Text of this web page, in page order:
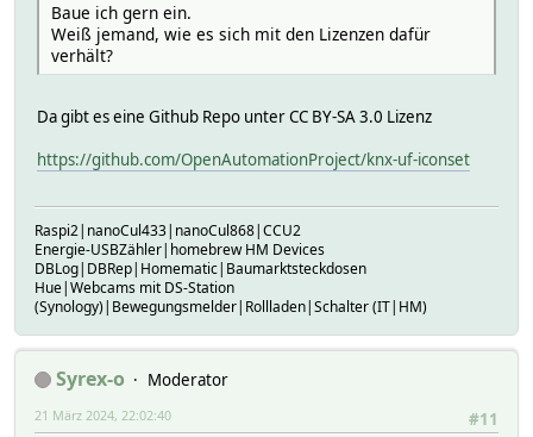
Baue ich gern ein.
Weiß jemand, wie es sich mit den Lizenzen dafür
verhält?
Da gibt es eine Github Repo unter CC BY-SA 3.0 Lizenz
https://github.com/OpenAutomationProject/knx-uf-iconset
Raspi2|nanoCul433|nanoCul868|CCU2
Energie-USBZähler|homebrew HM Devices
DBLog|DBRep|Homematic|Baumarktsteckdosen
Hue|Webcams mit DS-Station
(Synology)|Bewegungsmelder|Rollladen|Schalter (IT|HM)
Syrex-o
Moderator
#11
21 März 2024, 22:02:40